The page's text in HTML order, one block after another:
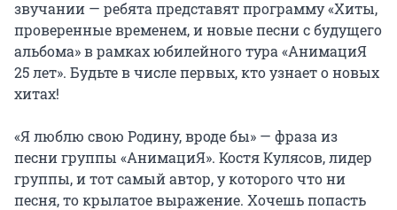
звучании — ребята представят программу «Хиты,
проверенные временем, и новые песни с будущего
альбома» в рамках юбилейного тура «АнимациЯ
25 лет». Будьте в числе первых, кто узнает о новых
хитах!
«Я люблю свою Родину, вроде бы» — фраза из
песни группы «АнимациЯ». Костя Кулясов, лидер
группы, и тот самый автор, у которого что ни
песня, то крылатое выражение. Хочешь попасть